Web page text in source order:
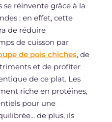
se réinvente grâce à la
; en effet, cette
de réduire
de cuisson par
de pois chiches, de
et de profiter
de ce plat. Les
riche en protéines,
pour une
de plus, ils